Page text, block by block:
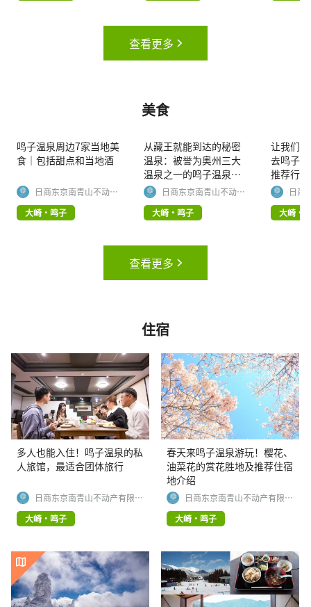
查看更多
美食
鸣子温泉周边7家当地美
食｜包括甜点和当地酒
日商东京南青山不动产
有限公司
大崎・鸣子
从藏王就能到达的秘密
温泉：被誉为奥州三大
温泉之一的鸣子温泉
（鬼首）到底有什么魅
力呢？
日商东京南青山不动产
有限公司
大崎・鸣子
让我们
去鸣子
推荐行
日商
有限
大崎・
查看更多
住宿
多人也能入住！鸣子温泉的私
人旅馆，最适合团体旅行
日商东京南青山不动产有限公
司
大崎・鸣子
春天来鸣子温泉游玩！樱花、
油菜花的赏花胜地及推荐住宿
地介绍
日商东京南青山不动产有限公
司
大崎・鸣子